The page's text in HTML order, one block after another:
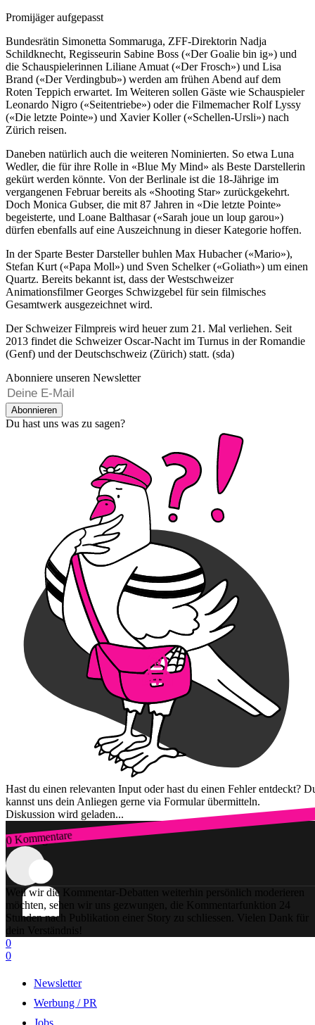
Promijäger aufgepasst
Bundesrätin Simonetta Sommaruga, ZFF-Direktorin Nadja
Schildknecht, Regisseurin Sabine Boss («Der Goalie bin ig») und
die Schauspielerinnen Liliane Amuat («Der Frosch») und Lisa
Brand («Der Verdingbub») werden am frühen Abend auf dem
Roten Teppich erwartet. Im Weiteren sollen Gäste wie Schauspieler
Leonardo Nigro («Seitentriebe») oder die Filmemacher Rolf Lyssy
(«Die letzte Pointe») und Xavier Koller («Schellen-Ursli») nach
Zürich reisen.
Daneben natürlich auch die weiteren Nominierten. So etwa Luna
Wedler, die für ihre Rolle in «Blue My Mind» als Beste Darstellerin
gekürt werden könnte. Von der Berlinale ist die 18-Jährige im
vergangenen Februar bereits als «Shooting Star» zurückgekehrt.
Doch Monica Gubser, die mit 87 Jahren in «Die letzte Pointe»
begeisterte, und Loane Balthasar («Sarah joue un loup garou»)
dürfen ebenfalls auf eine Auszeichnung in dieser Kategorie hoffen.
In der Sparte Bester Darsteller buhlen Max Hubacher («Mario»),
Stefan Kurt («Papa Moll») und Sven Schelker («Goliath») um einen
Quartz. Bereits bekannt ist, dass der Westschweizer
Animationsfilmer Georges Schwizgebel für sein filmisches
Gesamtwerk ausgezeichnet wird.
Der Schweizer Filmpreis wird heuer zum 21. Mal verliehen. Seit
2013 findet die Schweizer Oscar-Nacht im Turnus in der Romandie
(Genf) und der Deutschschweiz (Zürich) statt. (sda)
Abonniere unseren Newsletter
Abonnieren
Du hast uns was zu sagen?
Hast du einen relevanten Input oder hast du einen Fehler entdeckt?
kannst uns dein Anliegen gerne via Formular übermitteln.
Diskussion wird geladen...
0 Kommentare
Zum Login
Weil wir die Kommentar-Debatten weiterhin persönlich moderieren
möchten, sehen wir uns gezwungen, die Kommentarfunktion 24
Stunden nach Publikation einer Story zu schliessen. Vielen Dank für
dein Verständnis!
0
0
Newsletter
Werbung / PR
Jobs